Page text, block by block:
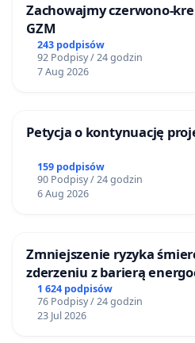
Zachowajmy czerwono-
GZM
243 podpisów
92 Podpisy / 24 godzin
7 Aug 2026
Petycja o kontynuację
159 podpisów
90 Podpisy / 24 godzin
6 Aug 2026
Zmniejszenie ryzyka
zderzeniu z barierą
1 624 podpisów
76 Podpisy / 24 godzin
23 Jul 2026